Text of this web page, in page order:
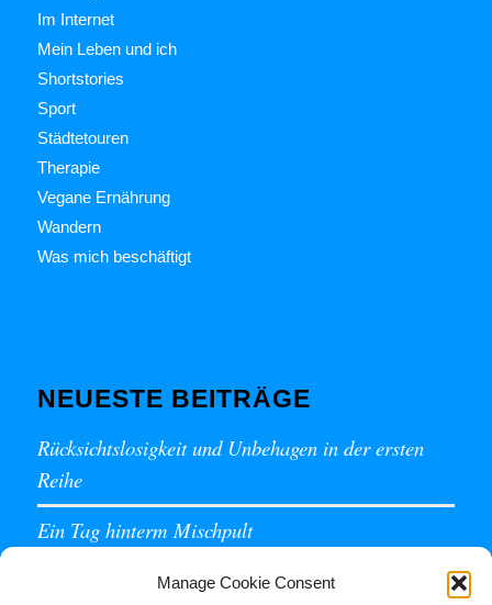
Manage Cookie Consent
Im Internet
Mein Leben und ich
Shortstories
Sport
Städtetouren
Therapie
Vegane Ernährung
Wandern
Was mich beschäftigt
NEUESTE BEITRÄGE
Rücksichtslosigkeit und Unbehagen in der ersten
Reihe
Ein Tag hinterm Mischpult
Stopp! Ich bin die Chefin!